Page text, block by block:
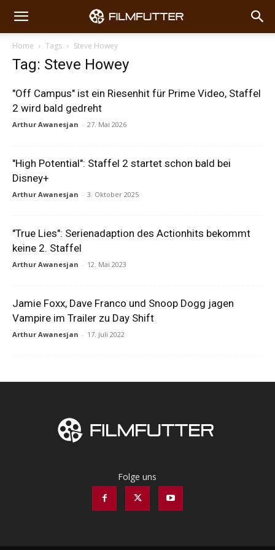
Home Tags Steve Howey
Tag: Steve Howey
"Off Campus" ist ein Riesenhit für Prime Video, Staffel
2 wird bald gedreht
Arthur Awanesjan - 27. Mai 2026
"High Potential": Staffel 2 startet schon bald bei
Disney+
Arthur Awanesjan - 3. Oktober 2025
"True Lies": Serienadaption des Actionhits bekommt
keine 2. Staffel
Arthur Awanesjan - 12. Mai 2023
Jamie Foxx, Dave Franco und Snoop Dogg jagen
Vampire im Trailer zu Day Shift
Arthur Awanesjan - 17. Juli 2022
Folge uns